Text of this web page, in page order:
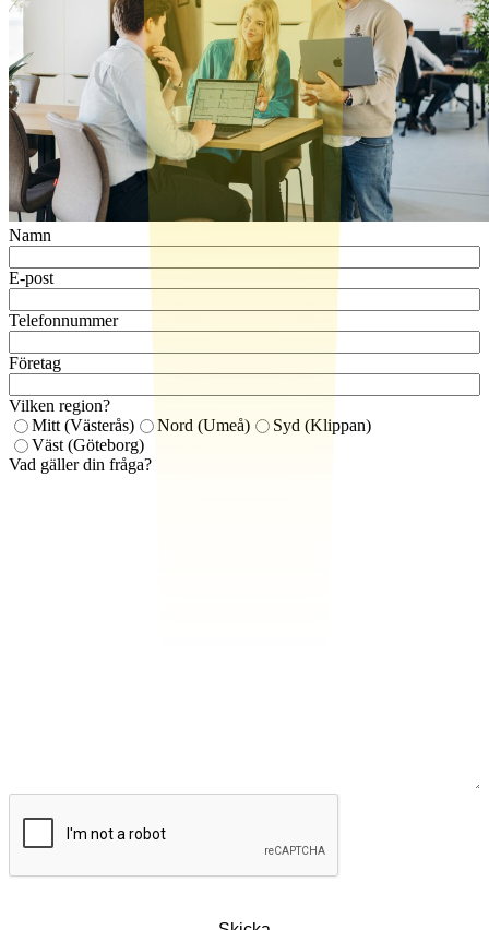
Namn
E-post
Telefonnummer
Företag
Vilken region?
Mitt (Västerås)
Nord (Umeå)
Syd (Klippan)
Väst (Göteborg)
Vad gäller din fråga?
CAPTCHA